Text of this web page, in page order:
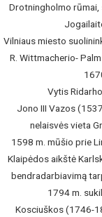
Drotningholmo
Vilniaus miesto
R. Wittmacherio-
Vytis
Jono III Vazos
nelaisvės vieta
1598 m. mūšio prie
Klaipėdos aikštė
bendradarbiavimą
1794 m.
Kosciuškos (1746-